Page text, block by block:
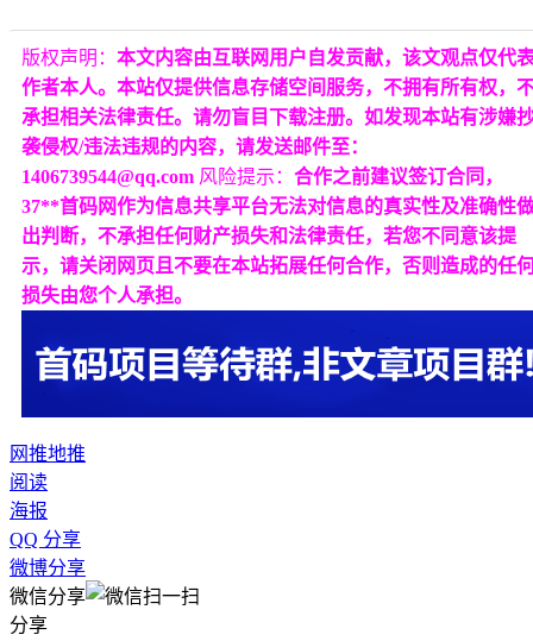
版权声明： 本文内容由互联网用户自发贡献，该文观点仅代
作者本人。本站仅提供信息存储空间服务，不拥有所有权，
承担相关法律责任。请勿盲目下载注册。如发现本站有涉嫌
袭侵权/违法违规的内容，请发送邮件至：
1406739544@qq.com 风险提示： 合作之前建议签订合同，
37**首码网作为信息共享平台无法对信息的真实性及准确性
出判断，不承担任何财产损失和法律责任，若您不同意该提
示，请关闭网页且不要在本站拓展任何合作，否则造成的任
损失由您个人承担。
网推地推
阅读
海报
QQ 分享
微博分享
微信分享
分享